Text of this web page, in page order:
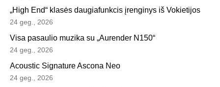
„High End“ klasės daugiafunkcis įrenginys iš Vokietijos
24 geg., 2026
Visa pasaulio muzika su „Aurender N150“
24 geg., 2026
Acoustic Signature Ascona Neo
24 geg., 2026